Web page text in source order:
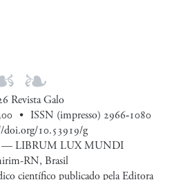
Revista Galo
ISSN (impresso) 2966‑1080
doi.org/10.53919/g
— LIBRUM LUX MUNDI
RN, Brasil
científico publicado pela Editora